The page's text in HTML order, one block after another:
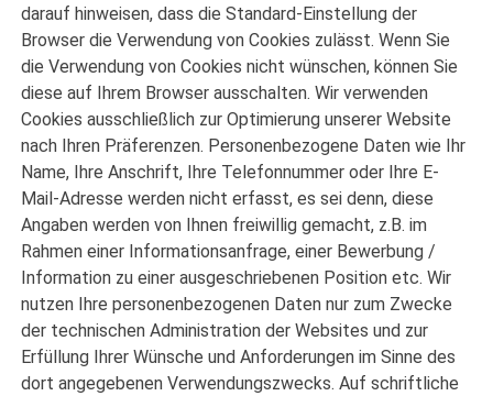
darauf hinweisen, dass die Standard-Einstellung der
Browser die Verwendung von Cookies zulässt. Wenn Sie
die Verwendung von Cookies nicht wünschen, können Sie
diese auf Ihrem Browser ausschalten. Wir verwenden
Cookies ausschließlich zur Optimierung unserer Website
nach Ihren Präferenzen. Personenbezogene Daten wie Ihr
Name, Ihre Anschrift, Ihre Telefonnummer oder Ihre E-
Mail-Adresse werden nicht erfasst, es sei denn, diese
Angaben werden von Ihnen freiwillig gemacht, z.B. im
Rahmen einer Informationsanfrage, einer Bewerbung /
Information zu einer ausgeschriebenen Position etc. Wir
nutzen Ihre personenbezogenen Daten nur zum Zwecke
der technischen Administration der Websites und zur
Erfüllung Ihrer Wünsche und Anforderungen im Sinne des
dort angegebenen Verwendungszwecks. Auf schriftliche